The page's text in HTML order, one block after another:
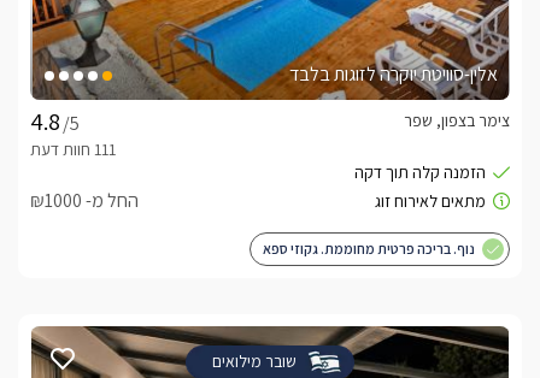
אלין-סוויטת יוקרה לזוגות בלבד
/5
צימר בצפון, שפר
החל מ- ₪1000
נוף. בריכה פרטית מחוממת. גקוזי ספא
שובר מילואים